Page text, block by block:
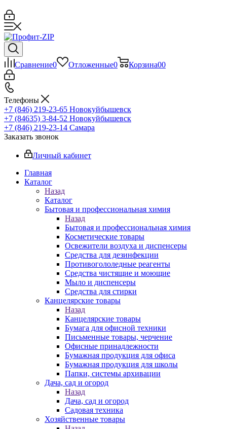
Сравнение0 Отложенные0 Корзина00
Телефоны
+7 (846) 219-23-65 Новокуйбышевск
+7 (84635) 3-84-52 Новокуйбышевск
+7 (846) 219-23-14 Самара
Заказать звонок
Личный кабинет
Главная
Каталог
Назад
Каталог
Бытовая и профессиональная химия
Назад
Бытовая и профессиональная химия
Косметические товары
Освежители воздуха и диспенсеры
Средства для дезинфекции
Противогололедные реагенты
Средства чистящие и моющие
Мыло и диспенсеры
Средства для стирки
Канцелярские товары
Назад
Канцелярские товары
Бумага для офисной техники
Письменные товары, черчение
Офисные принадлежности
Бумажная продукция для офиса
Бумажная продукция для школы
Папки, системы архивации
Дача, сад и огород
Назад
Дача, сад и огород
Садовая техника
Хозяйственные товары